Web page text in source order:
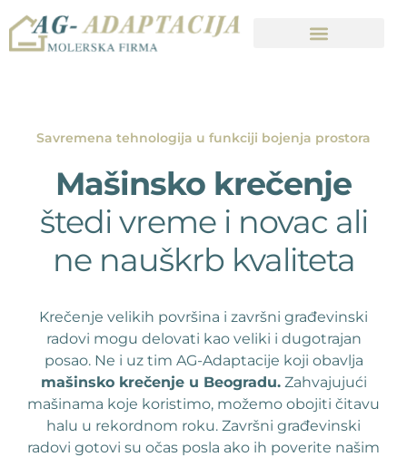
Savremena tehnologija u funkciji bojenja prostora
Mašinsko krečenje
štedi vreme i novac ali
ne nauškrb kvaliteta
Krečenje velikih površina i završni građevinski
radovi mogu delovati kao veliki i dugotrajan
posao. Ne i uz tim AG-Adaptacije koji obavlja
mašinsko krečenje u Beogradu.Zahvajujući
mašinama koje koristimo, možemo obojiti čitavu
halu u rekordnom roku. Završni građevinski
radovi gotovi su očas posla ako ih poverite našim